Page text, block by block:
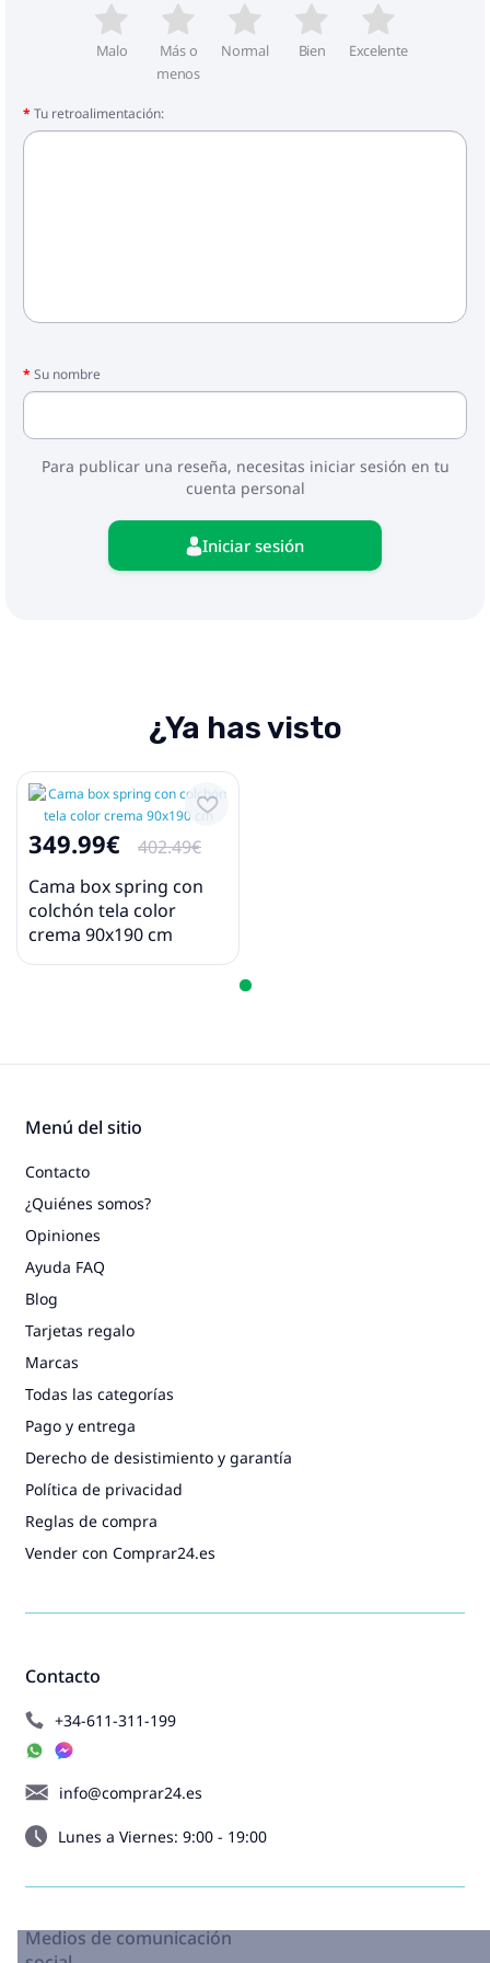
Malo
Más o
menos
Normal Bien Excelente
Tu retroalimentación:
Su nombre
Para publicar una reseña, necesitas iniciar sesión en tu
cuenta personal
Iniciar sesión
¿Ya has visto
349.99€
402.49€
Cama box spring con
colchón tela color
crema 90x190 cm
Contacto
+34-611-311-199
info@comprar24.es
Lunes a Viernes: 9:00 - 19:00
Menú del sitio
Contacto
¿Quiénes somos?
Opiniones
Ayuda FAQ
Blog
Tarjetas regalo
Marcas
Todas las categorías
Pago y entrega
Derecho de desistimiento y garantía
Política de privacidad
Reglas de compra
Vender con Comprar24.es
Medios de comunicación